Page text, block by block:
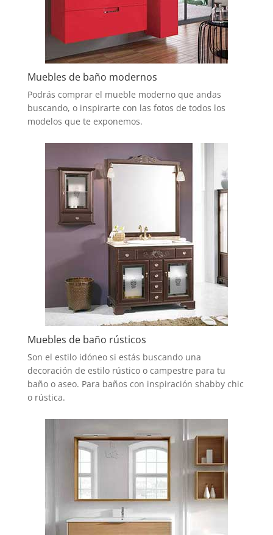
Muebles de baño modernos
Podrás comprar el mueble moderno que andas
buscando, o inspirarte con las fotos de todos los
modelos que te exponemos.
Muebles de baño rústicos
Son el estilo idóneo si estás buscando una
decoración de estilo rústico o campestre para tu
baño o aseo. Para baños con inspiración shabby chic
o rústica.